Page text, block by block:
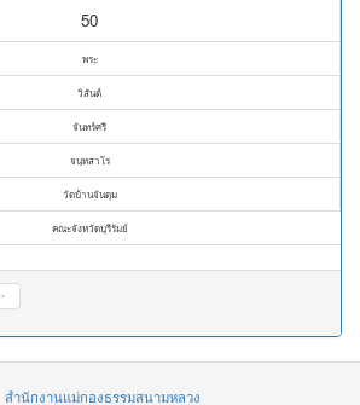
50
พระ
วิสันต์
จันทร์ศรี
จนฺทสาโร
วัดบ้านจันดุม
คณะจังหวัดบุรีรัมย์
»
สำนักงานแม่กองธรรมสนามหลวง